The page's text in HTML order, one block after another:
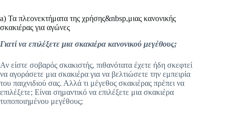
a) Τα πλεονεκτήματα της χρήσης&nbsp,μιας κανονικής
σκακιέρας για αγώνες
Γιατί να επιλέξετε μια σκακιέρα κανονικού μεγέθους;
Αν είστε σοβαρός σκακιστής, πιθανότατα έχετε ήδη σκεφτεί
να αγοράσετε μια σκακιέρα για να βελτιώσετε την εμπειρία
του παιχνιδιού σας. Αλλά τι μέγεθος σκακιέρας πρέπει να
επιλέξετε; Είναι σημαντικό να επιλέξετε μια σκακιέρα
τυποποιημένου μεγέθους;